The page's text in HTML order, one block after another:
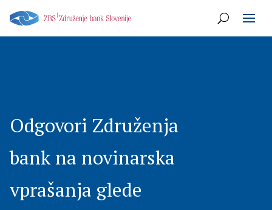
Odgovori Združenja
bank na novinarska
vprašanja glede